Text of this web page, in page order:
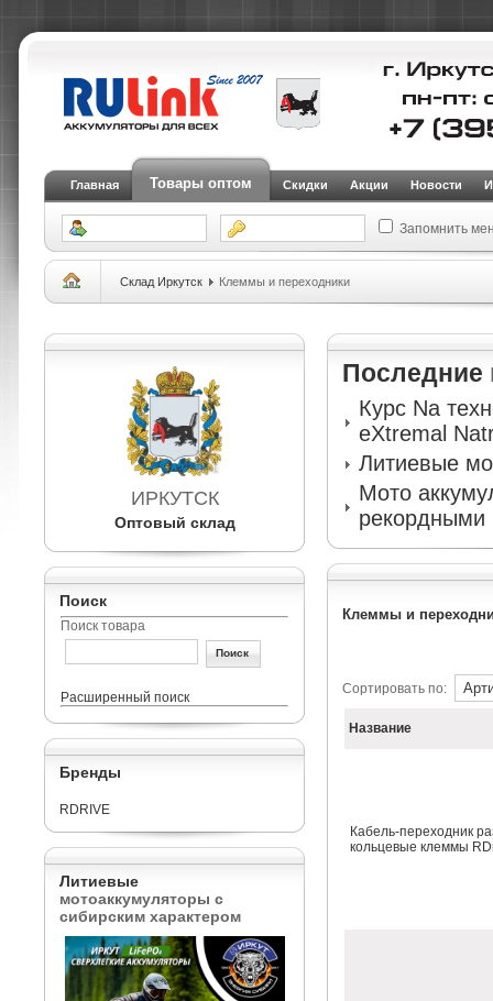
Главная Товары оптом Скидки Акции Новости
Запомнить
Склад Иркутск Клеммы и переходники
ИРКУТСК
Оптовый склад
Поиск
Поиск товара
Расширенный поиск
Бренды
RDRIVE
Литиевые
мотоаккумуляторы с
сибирским характером
Последние
Курс Na
eXtremal
Литиевые
Мото
рекордными
Клеммы и
Сортировать по:
Название
Кабель-переходник
кольцевые клеммы